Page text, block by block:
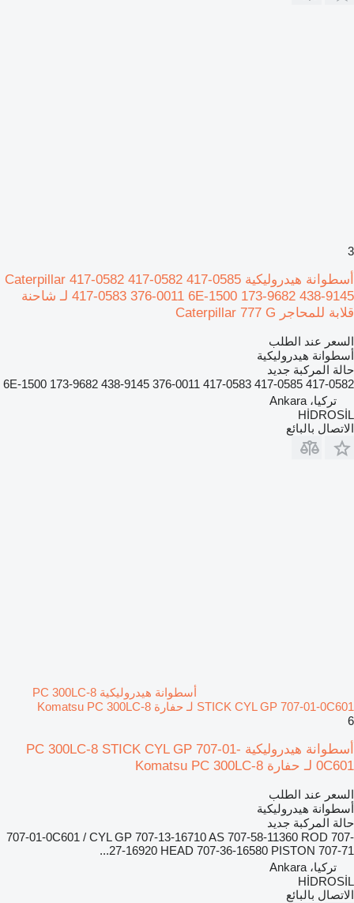
3
أسطوانة هيدروليكية Caterpillar 417-0582 417-0582 417-0585
417-0583 376-0011 6E-1500 173-9682 438-9145 لـ شاحنة
قلابة للمحاجر Caterpillar 777 G
السعر عند الطلب
أسطوانة هيدروليكية
حالة المركبة جديد
417-0582 417-0585 417-0583 376-0011 6E-1500 173-9682 438-9145
تركيا، Ankara
HİDROSİL
الاتصال بالبائع
أسطوانة هيدروليكية PC 300LC-8
STICK CYL GP 707-01-0C601 لـ حفارة Komatsu PC 300LC-8
6
أسطوانة هيدروليكية PC 300LC-8 STICK CYL GP 707-01-
0C601 لـ حفارة Komatsu PC 300LC-8
السعر عند الطلب
أسطوانة هيدروليكية
حالة المركبة جديد
707-01-0C601 / CYL GP 707-13-16710 AS 707-58-11360 ROD 707-
27-16920 HEAD 707-36-16580 PISTON 707-71...
تركيا، Ankara
HİDROSİL
الاتصال بالبائع